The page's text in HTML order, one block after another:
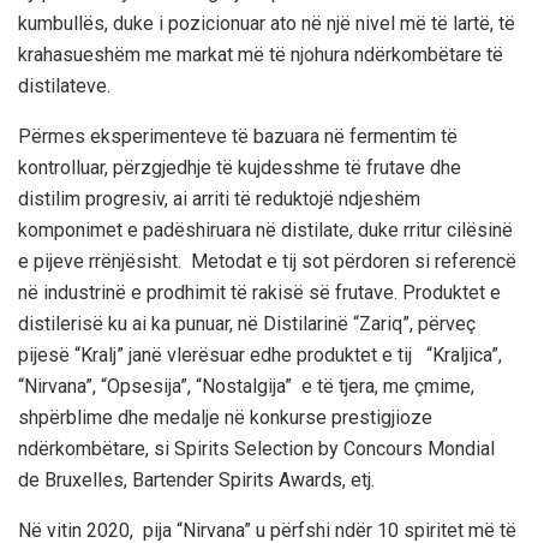
kumbullës, duke i pozicionuar ato në një nivel më të lartë, të
krahasueshëm me markat më të njohura ndërkombëtare të
distilateve.
Përmes eksperimenteve të bazuara në fermentim të
kontrolluar, përzgjedhje të kujdesshme të frutave dhe
distilim progresiv, ai arriti të reduktojë ndjeshëm
komponimet e padëshiruara në distilate, duke rritur cilësinë
e pijeve rrënjësisht. Metodat e tij sot përdoren si referencë
në industrinë e prodhimit të rakisë së frutave. Produktet e
distilerisë ku ai ka punuar, në Distilarinë “Zariq”, përveç
pijesë “Kralj” janë vlerësuar edhe produktet e tij “Kraljica”,
“Nirvana”, “Opsesija”, “Nostalgija” e të tjera, me çmime,
shpërblime dhe medalje në konkurse prestigjioze
ndërkombëtare, si Spirits Selection by Concours Mondial
de Bruxelles, Bartender Spirits Awards, etj.
Në vitin 2020, pija “Nirvana” u përfshi ndër 10 spiritet më të